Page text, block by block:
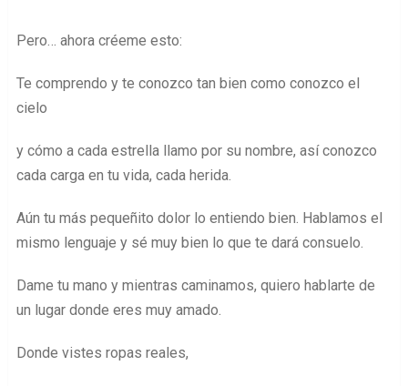
Pero… ahora créeme esto:
Te comprendo y te conozco tan bien como conozco el
cielo
y cómo a cada estrella llamo por su nombre, así conozco
cada carga en tu vida, cada herida.
Aún tu más pequeñito dolor lo entiendo bien. Hablamos el
mismo lenguaje y sé muy bien lo que te dará consuelo.
Dame tu mano y mientras caminamos, quiero hablarte de
un lugar donde eres muy amado.
Donde vistes ropas reales,